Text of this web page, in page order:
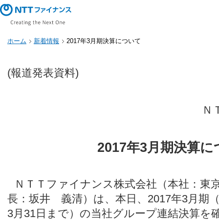
ホーム 新着情報 2017年3月期決算について
(報道発表資料)
Ｎ
2017年3月期決算に
ＮＴＴファイナンス株式会社（本社：
長：坂井 義清）は、本日、2017年3月期
3月31日まで）の当社グループ連結決算を